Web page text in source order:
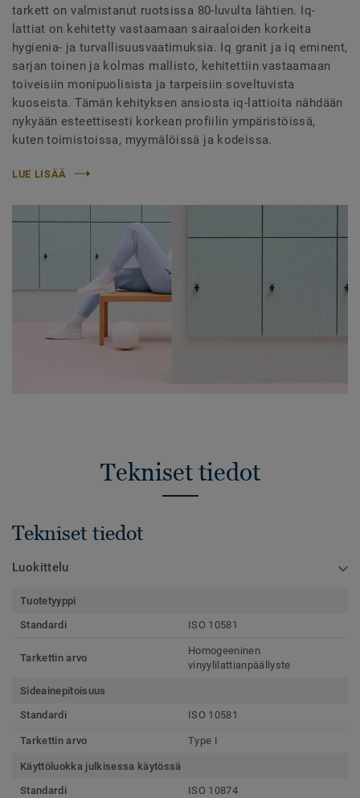
tarkett on valmistanut ruotsissa 80-luvulta lähtien. Iq-
lattiat on kehitetty vastaamaan sairaaloiden korkeita
hygienia- ja turvallisuusvaatimuksia. Iq granit ja iq eminent,
sarjan toinen ja kolmas mallisto, kehitettiin vastaamaan
toiveisiin monipuolisista ja tarpeisiin soveltuvista
kuoseista. Tämän kehityksen ansiosta iq-lattioita nähdään
nykyään esteettisesti korkean profiilin ympäristöissä,
kuten toimistoissa, myymälöissä ja kodeissa.
LUE LISÄÄ
Tekniset tiedot
Tekniset tiedot
Luokittelu
Tuotetyyppi
Standardi
ISO 10581
Tarkettin arvo
Homogeeninen
vinyylilattianpäällyste
Sideainepitoisuus
Standardi
ISO 10581
Tarkettin arvo Type I
Käyttöluokka julkisessa käytössä
Standardi
ISO 10874